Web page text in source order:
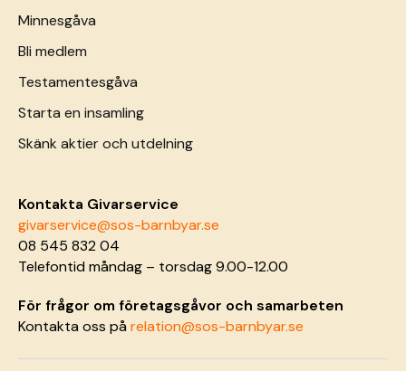
Minnesgåva
Bli medlem
Testamentesgåva
Starta en insamling
Skänk aktier och utdelning
Kontakta Givarservice
givarservice@sos-barnbyar.se
08 545 832 04
Telefontid måndag – torsdag 9.00-12.00
För frågor om företagsgåvor och samarbeten
Kontakta oss pårelation@sos-barnbyar.se